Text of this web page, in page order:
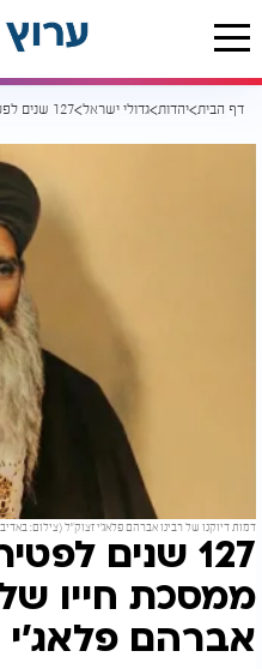
דף הבית יהדות גדולי ישראל
דמות דיוקנו של רבינו אברהם פלאג'י זצוק"ל (צילום:
ממסכת חייו
אברהם פלאג'י